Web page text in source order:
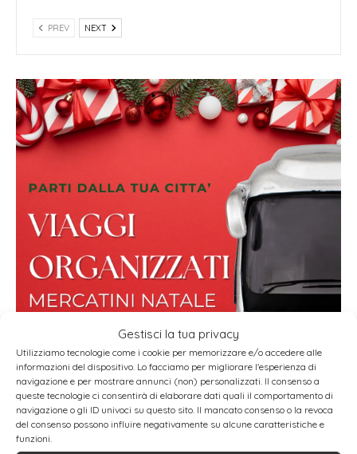
Gestisci la tua privacy
Utilizziamo tecnologie come i cookie per memorizzare e/o accedere alle
informazioni del dispositivo. Lo facciamo per migliorare l'esperienza di
navigazione e per mostrare annunci (non) personalizzati. Il consenso a
queste tecnologie ci consentirà di elaborare dati quali il comportamento di
navigazione o gli ID univoci su questo sito. Il mancato consenso o la revoca
del consenso possono influire negativamente su alcune caratteristiche e
funzioni.
PREV NEXT
SCOPRI I NOSTRI VIAGGI